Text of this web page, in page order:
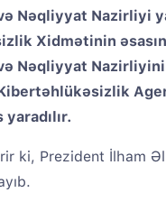
Nəqliyyat Nazirliyi
Xidmətinin
Nəqliyyat
ki, Prezident İlham